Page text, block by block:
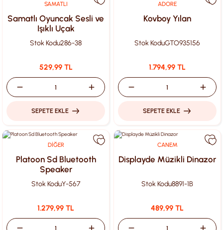
SAMATLI
Samatlı Oyuncak Sesli ve
Işıklı Uçak
Stok Kodu286-38
529,99 TL
SEPETE EKLE
ADORE
Kovboy Yılan
Stok KoduGTO935156
1.794,99 TL
SEPETE EKLE
DİĞER
Platoon Sd Bluetooth
Speaker
Stok KoduY-567
1.279,99 TL
CANEM
Displayde Müzikli Dinazor
Stok Kodu8891-1B
489,99 TL